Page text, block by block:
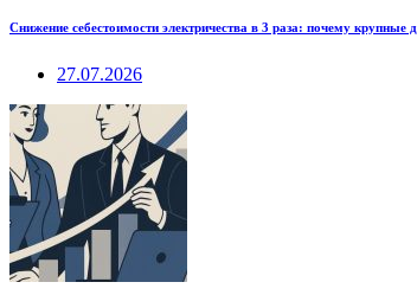
Снижение себестоимости электричества в 3 раза: почему
27.07.2026